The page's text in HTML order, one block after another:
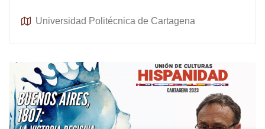
Universidad Politécnica de Cartagena